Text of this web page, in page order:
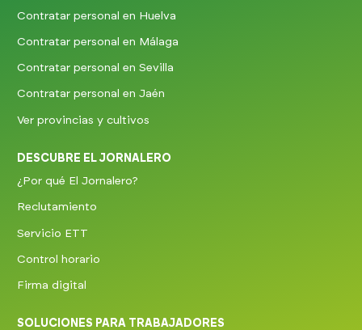
Contratar personal en Huelva
Contratar personal en Málaga
Contratar personal en Sevilla
Contratar personal en Jaén
Ver provincias y cultivos
DESCUBRE EL JORNALERO
¿Por qué El Jornalero?
Reclutamiento
Servicio ETT
Control horario
Firma digital
SOLUCIONES PARA TRABAJADORES